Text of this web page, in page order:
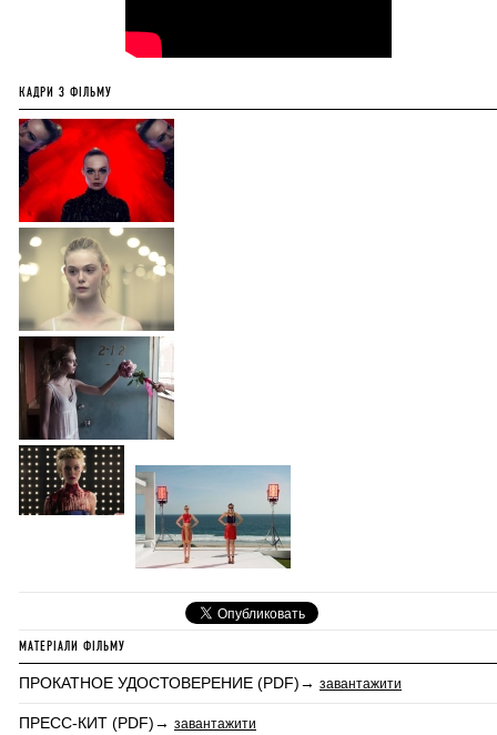
КАДРИ З ФІЛЬМУ
МАТЕРІАЛИ ФІЛЬМУ
ПРОКАТНОЕ УДОСТОВЕРЕНИЕ (PDF)→ завантажити
ПРЕСС-КИТ (PDF)→ завантажити